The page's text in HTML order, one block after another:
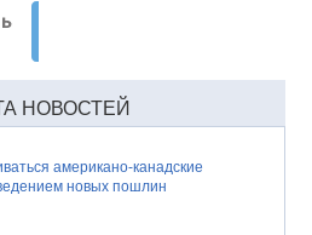
НОВОСТЕЙ
американо-канадские
новых пошлин